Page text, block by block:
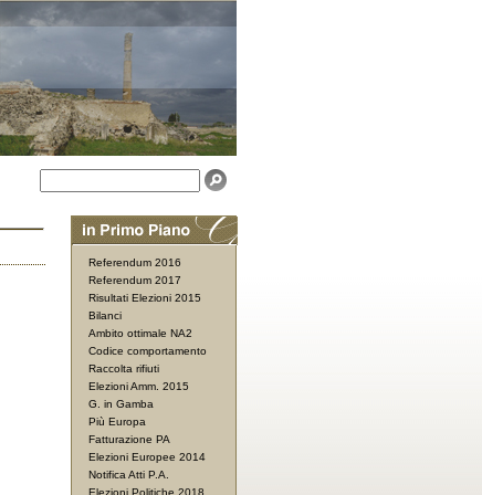
Referendum 2016
Referendum 2017
Risultati Elezioni 2015
Bilanci
Ambito ottimale NA2
Codice comportamento
Raccolta rifiuti
Elezioni Amm. 2015
G. in Gamba
Più Europa
Fatturazione PA
Elezioni Europee 2014
Notifica Atti P.A.
Elezioni Politiche 2018